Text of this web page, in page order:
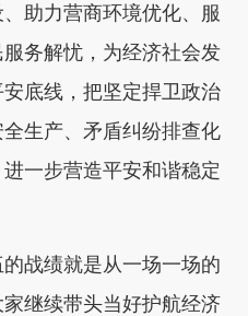
助力营商环境优化、服
务解忧，为经济社会发
底线，把坚定捍卫政治
生产、矛盾纠纷排查化
一步营造平安和谐稳定
战绩就是从一场一场的
继续带头当好护航经济